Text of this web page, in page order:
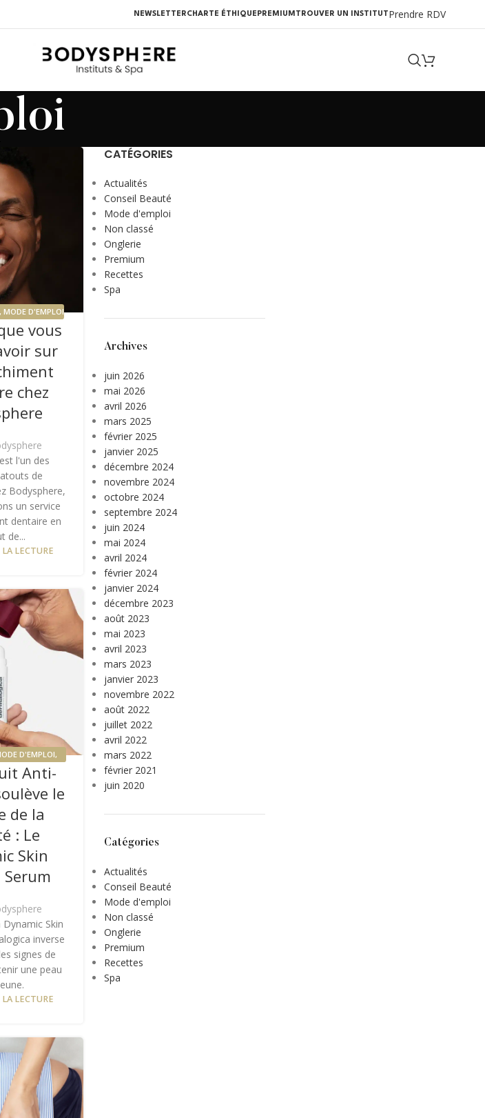
NEWSLETTERCHARTE ÉTHIQUE PREMIUM TROUVER UN INSTITUTPrendre RDV
,MODE D'EMPLOI
vous
sur
chez
l'un des
de
Bodysphere,
un service
dentaire en
de...
LECTURE
D'EMPLOI,
Anti-
le
de la
: Le
Skin
Skin
inverse
signes de
une peau
LECTURE
CATÉGORIES
Actualités
Conseil Beauté
Mode d'emploi
Non classé
Onglerie
Premium
Recettes
Spa
Archives
juin 2026
mai 2026
avril 2026
mars 2025
février 2025
janvier 2025
décembre 2024
novembre 2024
octobre 2024
septembre 2024
juin 2024
mai 2024
avril 2024
février 2024
janvier 2024
décembre 2023
août 2023
mai 2023
avril 2023
mars 2023
janvier 2023
novembre 2022
août 2022
juillet 2022
avril 2022
mars 2022
février 2021
juin 2020
Catégories
Actualités
Conseil Beauté
Mode d'emploi
Non classé
Onglerie
Premium
Recettes
Spa